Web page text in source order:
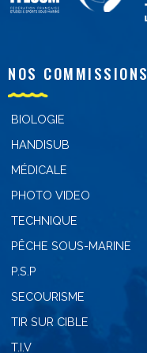
NOS COMMISSIONS
BIOLOGIE
HANDISUB
MÉDICALE
PHOTO VIDEO
TECHNIQUE
PÊCHE SOUS-MARINE
P.S.P
SECOURISME
TIR SUR CIBLE
T.I.V